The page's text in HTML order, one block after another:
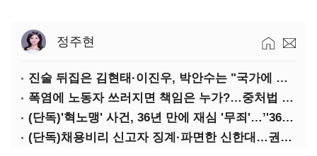
정주현
진술 뒤집은 김현태·이진우, 박안수는 "국가에 헌신"…법정서 드러난 군 수뇌부의 민낯
폭염에 노동자 쓰러지면 책임은 누가?…중처법 처벌될까?
(단독)'혁노맹' 사건, 36년 만에 재심 '무죄'…’'36시간 불법구금·자백강요' 인정
(단독)채용비리 신고자 징계·파면한 신한대…권익위 제동에도 갈등 계속